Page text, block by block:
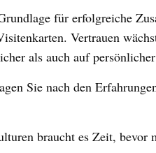
für erfolgreiche
Vertrauen
als auch auf
Sie nach den
braucht es Zeit, bevor